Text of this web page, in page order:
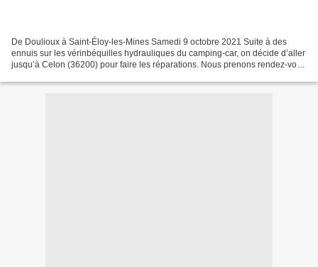
De Doulioux à Saint-Éloy-les-Mines Samedi 9 octobre 2021 Suite à des
ennuis sur les vérinbéquilles hydrauliques du camping-car, on décide d’aller
jusqu’à Celon (36200) pour faire les réparations. Nous prenons rendez-vous